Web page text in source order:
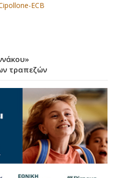
ECB
τραπεζών